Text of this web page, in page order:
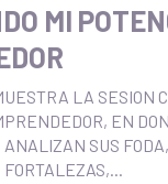
MI
LA SESION
EN
SUS